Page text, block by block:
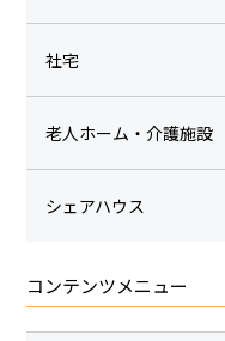
社宅
老人ホーム・介護施設
シェアハウス
コンテンツメニュー